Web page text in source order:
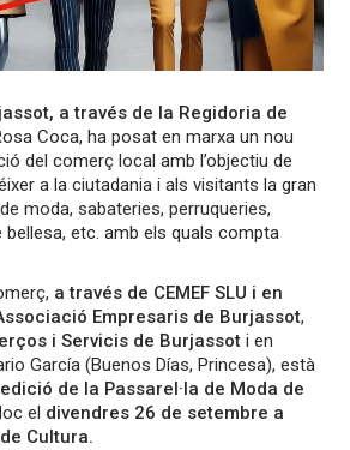
a través de la Regidoria de
Coca, ha posat en marxa un nou
del comerç local amb l’objectiu de
a la ciutadania i als visitants la gran
moda, sabateries, perruqueries,
etc. amb els quals compta
a través de CEMEF SLU i en
Empresaris de Burjassot,
i Servicis de Burjassot i en
García (Buenos Días, Princesa), està
de la Passarel·la de Moda de
el divendres 26 de setembre a
Cultura.